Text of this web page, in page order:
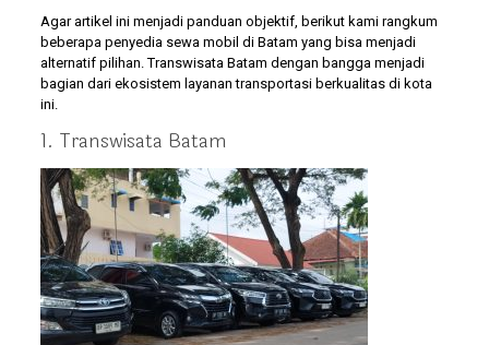
Agar artikel ini menjadi panduan objektif, berikut kami rangkum
beberapa penyedia sewa mobil di Batam yang bisa menjadi
alternatif pilihan. Transwisata Batam dengan bangga menjadi
bagian dari ekosistem layanan transportasi berkualitas di kota
ini.
1. Transwisata Batam